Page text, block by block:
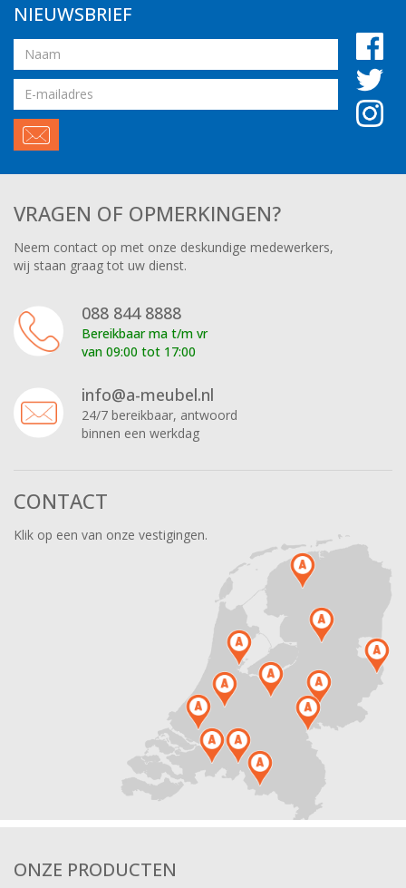
NIEUWSBRIEF
Naam
Email
VRAGEN OF OPMERKINGEN?
Neem contact op met onze deskundige medewerkers,
wij staan graag tot uw dienst.
088 844 8888
Bereikbaar ma t/m vr
van 09:00 tot 17:00
info@a-meubel.nl
24/7 bereikbaar, antwoord
binnen een werkdag
CONTACT
Klik op een van onze vestigingen.
ONZE PRODUCTEN